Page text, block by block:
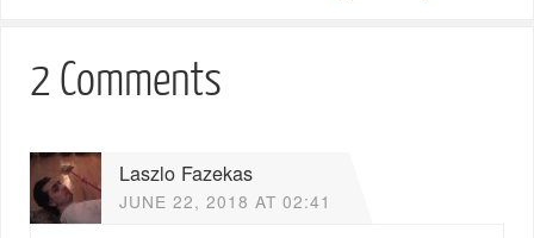
2 Comments
Laszlo Fazekas
JUNE 22, 2018 AT 02:41